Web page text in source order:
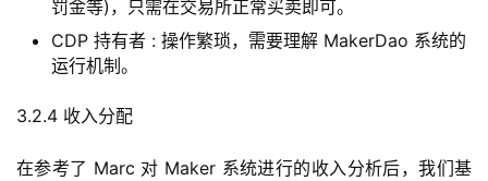
罚金等)，只需在交易所正常买卖即可。
CDP 持有者 : 操作繁琐，需要理解 MakerDao 系统的
运行机制。
3.2.4 收入分配
在参考了 Marc 对 Maker 系统进行的收入分析后，我们基